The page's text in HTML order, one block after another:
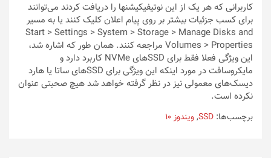
کاربرانی که هر یک از این نوتیفیکیشن‎ها را دریافت کردند می‌توانند
برای کسب جزئیات بیشتر بر روی پیام اعلان کلیک کنند یا به مسیر
Start > Settings > System > Storage > Manage Disks and
Volumes > Properties مراجعه کنند. همان طور که اشاره شد،
این ویژگی فعلا فقط برای SSDهای NVMe کاربرد دارد و
مایکروسافت در مورد اینکه این ویژگی برای SSDهای ساتا یا هارد
دیسک‌های معمولی نیز در نظر گرفته خواهد شد هیچ صحبتی عنوان
نکرده است.
برچسب‌ها: SSD
,ویندوز 10